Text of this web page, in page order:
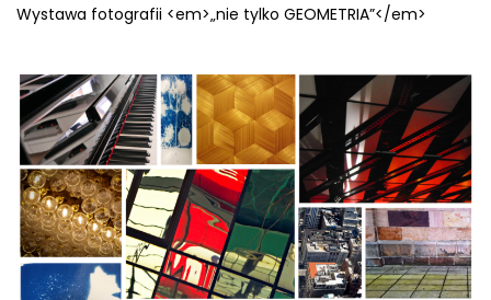
Wystawa fotografii <em>„nie tylko GEOMETRIA”</em>